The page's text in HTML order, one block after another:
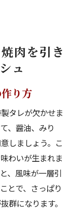
肉を引き
ュ
り方
タレが欠かせま
、醤油、みり
しましょう。こ
わいが生まれま
、風味が一層引
とで、さっぱり
群になります。